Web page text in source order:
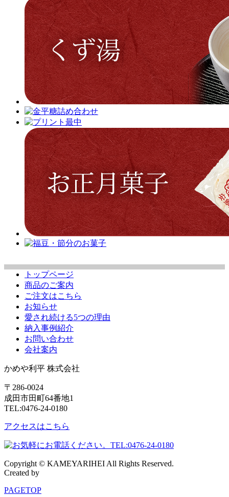
トップページ
商品のご案内
ご注文はこちら
お知らせ
愛され続ける5つの理由
納入事例紹介
お問い合わせ
会社案内
かめや利平 株式会社
〒286-0024
成田市田町64番地1
TEL:0476-24-0180
アクセスはこちら
Copyright © KAMEYARIHEI All Rights Reserved.
Created by
PAGETOP